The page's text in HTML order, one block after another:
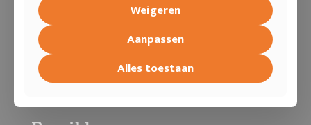
Ruittinten is dé specialist in het professioneel
tinten van autoruiten, het aanbrengen
raamfolie op gebouwen en het tinten van
campers. Ruittinten levert altijd professioneel
tintwerk met advies op maat.
Weigeren
Aanpassen
Alles toestaan